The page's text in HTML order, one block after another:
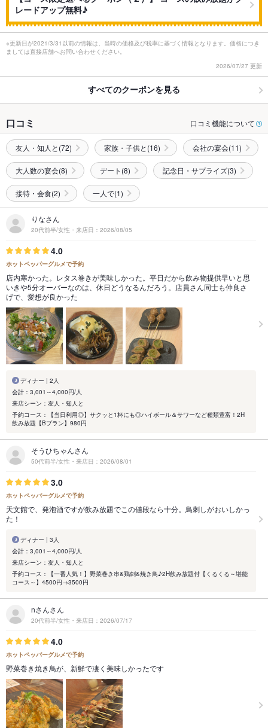
レードアップ無料♪
※更新日が2021/3/31以前の情報は、当時の価格及び税率に基づく情報となります。価格につき
ましては直接店舗へお問い合わせください。
2026/07/27 更新
すべてのクーポンを見る
口コミ 口コミ機能について
友人・知人と(72) 家族・子供と(16) 会社の宴会(11)
大人数の宴会(8) デート(8) 記念日・サプライズ(3)
接待・会食(2) 一人で(1)
りなさん
20代前半/女性・来店日：2026/08/05
4.0
ホットペッパーグルメで予約
店内寒かった。レタス巻きが美味しかった。平日だから飲み物提供早いと思
いきや5分オーバーなのは、休日どうなるんだろう。店員さん同士も仲良さ
げで、愛想が良かった
ディナー | 2人
会計：3,001～4,000円/人
来店シーン：友人・知人と
予約コース：【当日利用◎】サクッと1杯にも◎ハイボール＆サワーなど種類豊富！2H
飲み放題【Bプラン】980円
そうひちゃんさん
50代前半/女性・来店日：2026/08/01
3.0
ホットペッパーグルメで予約
天文館で、発泡酒ですが飲み放題でこの値段なら十分。鳥刺しがおいしかっ
た！
ディナー | 3人
会計：3,001～4,000円/人
来店シーン：友人・知人と
予約コース：【一番人気！】野菜巻き串&鶏刺&焼き鳥♪2H飲み放題付【くるくる～堪能
コース～】4500円→3500円
nさんさん
20代前半/女性・来店日：2026/07/17
4.0
ホットペッパーグルメで予約
野菜巻き焼き鳥が、新鮮で凄く美味しかったです